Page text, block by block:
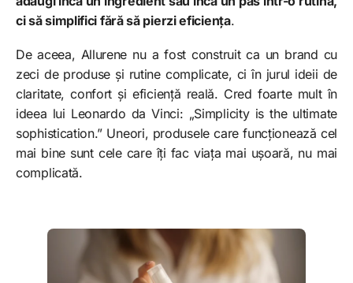
ci să simplifici fără să pierzi eficiența.
De aceea, Allurene nu a fost construit ca un brand cu
zeci de produse și rutine complicate, ci în jurul ideii de
claritate, confort și eficiență reală. Cred foarte mult în
ideea lui Leonardo da Vinci: „Simplicity is the ultimate
sophistication.” Uneori, produsele care funcționează cel
mai bine sunt cele care îți fac viața mai ușoară, nu mai
complicată.